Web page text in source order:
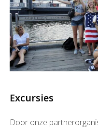
Excursies
Door onze